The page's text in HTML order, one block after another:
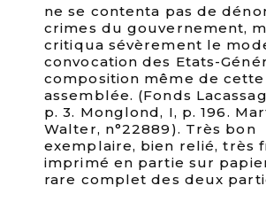
ne se contenta pas de
crimes du gouvernement,
critiqua sévèrement le
convocation des Etats-
composition même de cette
assemblée. (Fonds
p. 3. Monglond, I, p. 196.
Walter, n°22889). Très bon
exemplaire, bien relié, très
imprimé en partie sur
rare complet des deux